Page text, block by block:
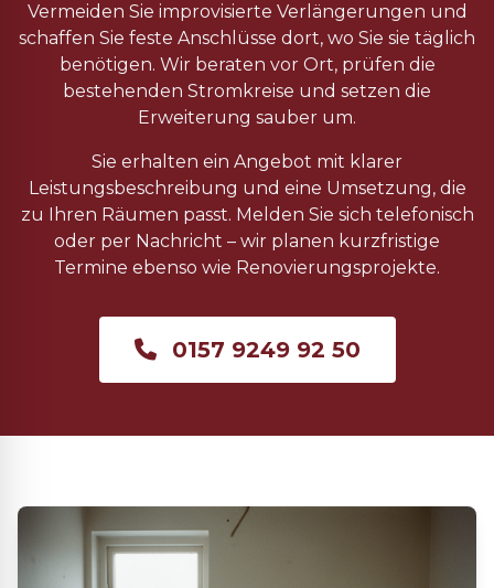
Vermeiden Sie improvisierte Verlängerungen und
schaffen Sie feste Anschlüsse dort, wo Sie sie täglich
benötigen. Wir beraten vor Ort, prüfen die
bestehenden Stromkreise und setzen die
Erweiterung sauber um.
Sie erhalten ein Angebot mit klarer
Leistungsbeschreibung und eine Umsetzung, die
zu Ihren Räumen passt. Melden Sie sich telefonisch
oder per Nachricht – wir planen kurzfristige
Termine ebenso wie Renovierungsprojekte.
0157 9249 92 50